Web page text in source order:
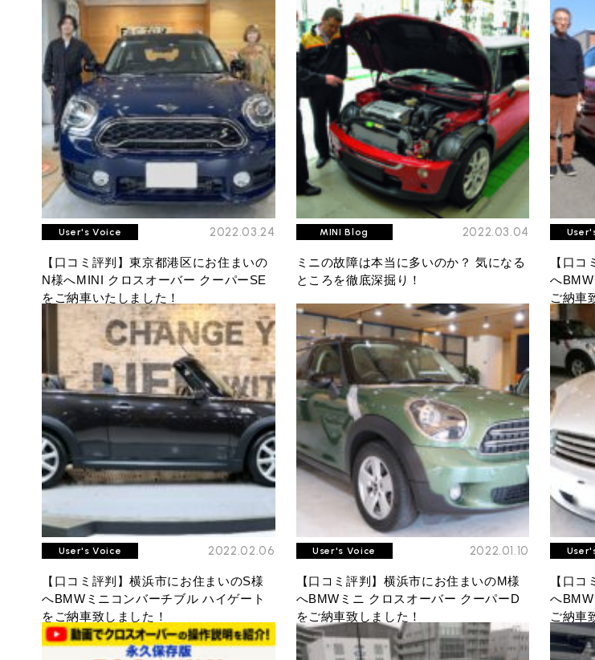
編）
User's Voice 2022.03.24
【口コミ評判】東京都港区にお住まいの
N様へMINI クロスオーバー クーパーSE
をご納車いたしました！
MINI Blog 2022.03.04
ミニの故障は本当に多いのか？ 気になる
ところを徹底深掘り！
【口
へ
ご納車
User's Voice 2022.02.06
【口コミ評判】横浜市にお住まいのS様
へBMWミニコンバーチブル ハイゲート
をご納車致しました！
User's Voice 2022.01.10
【口コミ評判】横浜市にお住まいのM様
へBMWミニ クロスオーバー クーパーD
をご納車致しました！
【口
へ
ご納車